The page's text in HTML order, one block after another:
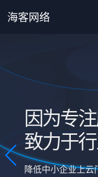
海客网络
因为专
致力于
降低中小企业上云